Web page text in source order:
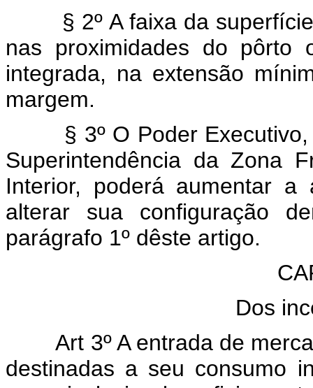
§ 2º A faixa da
nas proximidades do pôrto
integrada, na extensão
margem.
§ 3º O Poder
Superintendência da Zona
Interior, poderá aumentar a
alterar sua configuração
parágrafo 1º dêste artigo.
Dos
Art 3º A entrada de
destinadas a seu consumo